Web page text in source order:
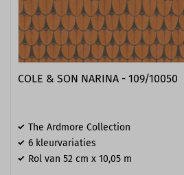
COLE & SON NARINA - 109/10050
The Ardmore Collection
6 kleurvariaties
Rol van 52 cm x 10,05 m